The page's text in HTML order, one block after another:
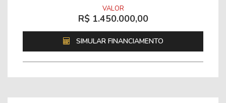
VALOR
R$ 1.450.000,00
SIMULAR FINANCIAMENTO